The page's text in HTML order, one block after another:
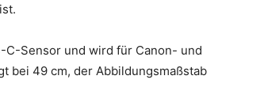
C-Sensor und wird für Canon- und
bei 49 cm, der Abbildungsmaßstab